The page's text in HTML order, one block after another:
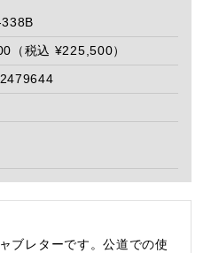
（税込 ¥225,500）
ブレターです。公道での使